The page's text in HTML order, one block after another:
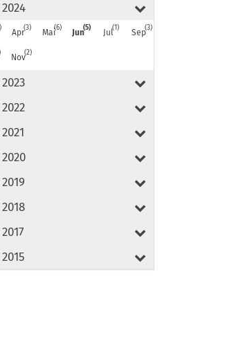
2024
Apr3 Mai6 Jun5 Jul1 Sep3
Nov2
2023
2022
2021
2020
2019
2018
2017
2015